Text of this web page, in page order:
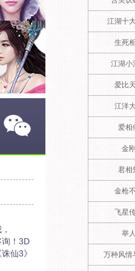
询！3D
仙3》
江湖十
生死
江湖小
爱比
江洋
爱相
金
君相
金枪
飞星
举
万种风情